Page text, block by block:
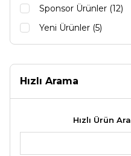
Sponsor Ürünler (12)
Yeni Ürünler (5)
Hızlı Arama
Hızlı Ürün